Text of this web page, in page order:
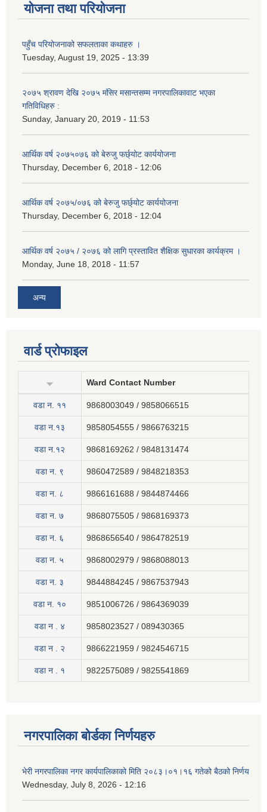
योजना तथा परियोजना
पहुँच परियोजनाको सफलताका कथाहरु ।
Tuesday, August 19, 2025 - 13:39
२०७५ श्रावण देखि २०७५ मंसिर मसान्तसम्म नगरपालिकावाट भएका
गतिविधिहरु :
Sunday, January 20, 2019 - 11:53
आर्थिक वर्ष २०७५०७६ को बेरुजु फर्छ्योट कार्ययोजना
Thursday, December 6, 2018 - 12:06
आर्थिक वर्ष २०७५/०७६ को बेरुजु फर्छ्योट कार्ययोजना
Thursday, December 6, 2018 - 12:04
आर्थिक वर्ष २०७५ / २०७६ को लागि प्रस्तावित शैक्षिक सुधारका कार्यक्रम ।
Monday, June 18, 2018 - 11:57
अन्य
वार्ड प्रोफाइल
Ward Contact Number
वडा न‍. ११ 9868003049 / 9858066515
वडा न.१३ 9858054555 / 9866763215
वडा न.१२ 9868169262 / 9848131474
वडा न. ९ 9860472589 / 9848218353
वडा न. ८ 9866161688 / 9844874466
वडा न. ७ 9868075505 / 9868169373
वडा न. ६ 9868656540 / 9864782519
वडा न. ५ 9868002979 / 9868088013
वडा न. ३ 9844884245 / 9867537943
वडा न. १० 9851006726 / 9864369039
वडा न . ४ 9858023527 / 089430365
वडा न . २ 9866221959 / 9824546715
वडा न . १ 9822575089 / 9825541869
नगरपालिका बोर्डका निर्णयहरु
भेरी नगरपालिका नगर कार्यपालिकाको मिति २०८३।०१।१६ गतेको बैठको निर्णय
Wednesday, July 8, 2026 - 12:16